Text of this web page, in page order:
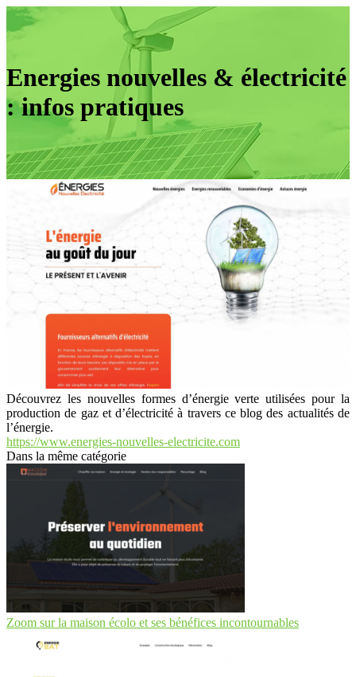
Energies nouvelles & électricité
: infos pratiques
Découvrez les nouvelles formes d’énergie verte utilisées pour la
production de gaz et d’électricité à travers ce blog des actualités de
l’énergie.
https://www.energies-nouvelles-electricite.com
Dans la même catégorie
Zoom sur la maison écolo et ses bénéfices incontournables